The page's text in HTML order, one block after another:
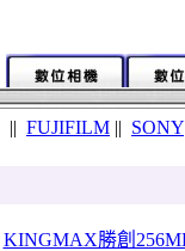
|| FUJIFILM || SONY
KINGMAX勝創